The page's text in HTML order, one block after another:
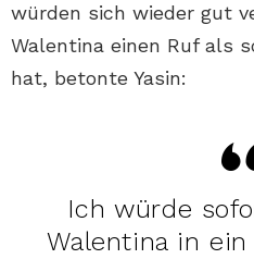
würden sich wieder gut
Walentina einen Ruf als
hat, betonte Yasin:
Ich würde
Walentina in